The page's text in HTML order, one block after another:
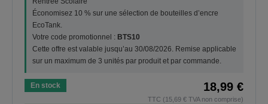
Économisez 10 % sur une sélection de bouteilles d’encre
EcoTank.
Votre code promotionnel : BTS10
Cette offre est valable jusqu’au 30/08/2026. Remise applicable
sur un maximum de 3 unités par produit et par commande.
En stock 18,99 €
TTC (15,69 € TVA non comprise)